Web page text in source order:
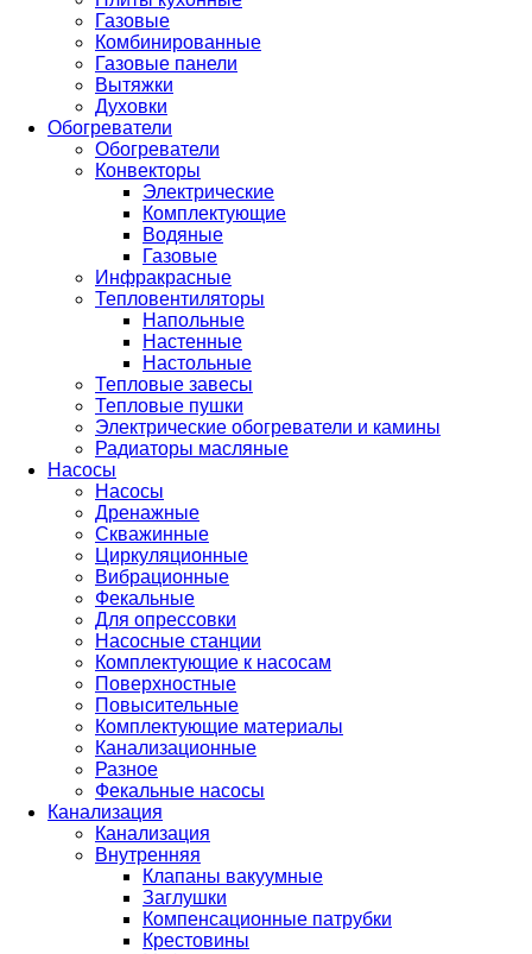
Газовые
Комбинированные
Газовые панели
Вытяжки
Духовки
Обогреватели
Обогреватели
Конвекторы
Электрические
Комплектующие
Водяные
Газовые
Инфракрасные
Тепловентиляторы
Напольные
Настенные
Настольные
Тепловые завесы
Тепловые пушки
Электрические обогреватели и камины
Радиаторы масляные
Насосы
Насосы
Дренажные
Скважинные
Циркуляционные
Вибрационные
Фекальные
Для опрессовки
Насосные станции
Комплектующие к насосам
Поверхностные
Повысительные
Комплектующие материалы
Канализационные
Разное
Фекальные насосы
Канализация
Канализация
Внутренняя
Клапаны вакуумные
Заглушки
Компенсационные патрубки
Крестовины